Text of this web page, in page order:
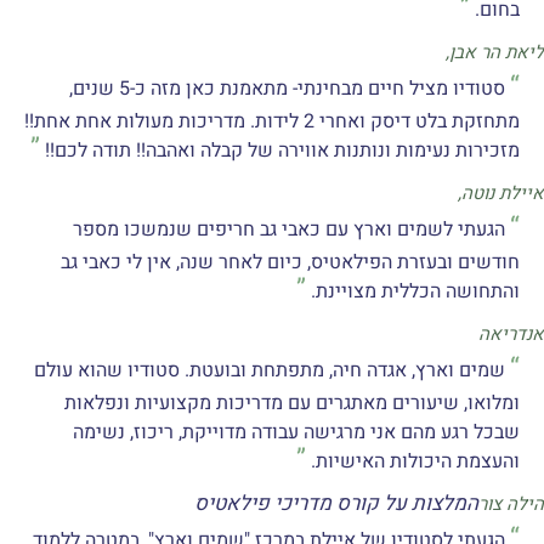
בחום.
ליאת הר אבן,
סטודיו מציל חיים מבחינתי- מתאמנת כאן מזה כ-5 שנים,
מתחזקת בלט דיסק ואחרי 2 לידות. מדריכות מעולות אחת אחת!!
מזכירות נעימות ונותנות אווירה של קבלה ואהבה!! תודה לכם!!
איילת נוטה,
הגעתי לשמים וארץ עם כאבי גב חריפים שנמשכו מספר
חודשים ובעזרת הפילאטיס, כיום לאחר שנה, אין לי כאבי גב
והתחושה הכללית מצויינת.
אנדריאה
שמים וארץ, אגדה חיה, מתפתחת ובועטת. סטודיו שהוא עולם
ומלואו, שיעורים מאתגרים עם מדריכות מקצועיות ונפלאות
שבכל רגע מהם אני מרגישה עבודה מדוייקת, ריכוז, נשימה
והעצמת היכולות האישיות.
הילה צורהמלצות על קורס מדריכי פילאטיס